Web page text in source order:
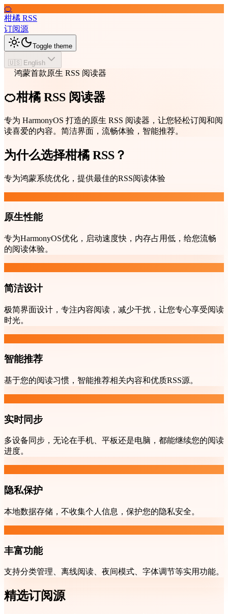
🍊
柑橘 RSS
订阅源
Toggle theme
🇺🇸 English
鸿蒙首款原生 RSS 阅读器
🍊柑橘 RSS 阅读器
专为 HarmonyOS 打造的原生 RSS 阅读器，让您轻松订阅和阅
读喜爱的内容。简洁界面，流畅体验，智能推荐。
为什么选择柑橘 RSS？
专为鸿蒙系统优化，提供最佳的RSS阅读体验
原生性能
专为HarmonyOS优化，启动速度快，内存占用低，给您流畅
的阅读体验。
简洁设计
极简界面设计，专注内容阅读，减少干扰，让您专心享受阅读
时光。
智能推荐
基于您的阅读习惯，智能推荐相关内容和优质RSS源。
实时同步
多设备同步，无论在手机、平板还是电脑，都能继续您的阅读
进度。
隐私保护
本地数据存储，不收集个人信息，保护您的隐私安全。
丰富功能
支持分类管理、离线阅读、夜间模式、字体调节等实用功能。
精选订阅源